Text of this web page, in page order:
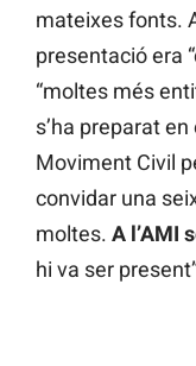
mateixes fonts.
presentació era
“moltes més
s’ha preparat
Moviment Civil
convidar una
moltes. A l’AMI
hi va ser